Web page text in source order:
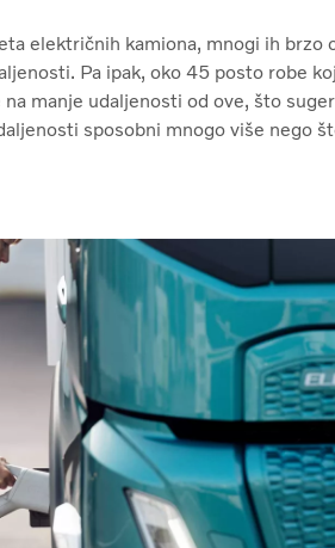
električnih kamiona, mnogi ih brzo
Pa ipak, oko 45 posto robe
manje udaljenosti od ove, što
sposobni mnogo više nego